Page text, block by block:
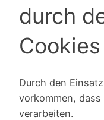
durch
Durch den
vorkommen,
verarbeiten.